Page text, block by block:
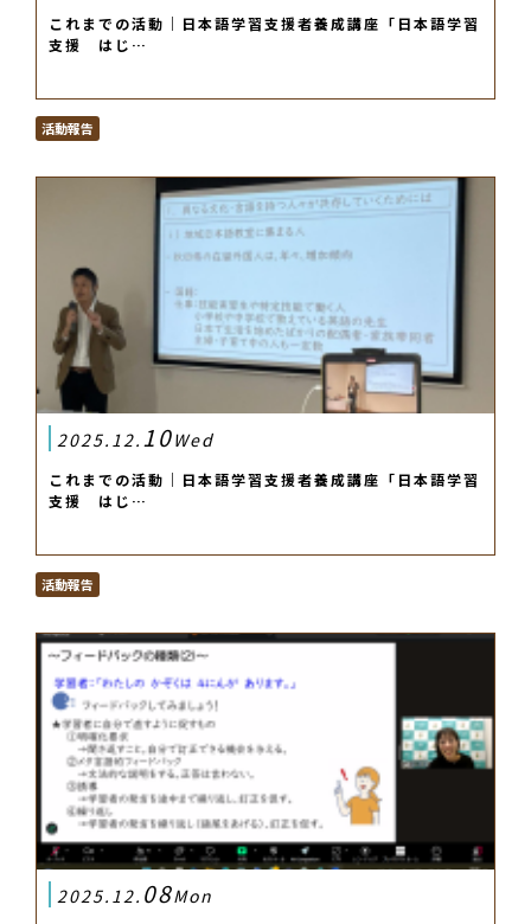
これまでの活動｜日本語学習支援者養成講座「日本語学習
支援 はじ…
活動報告
2025.12. 10Wed
これまでの活動｜日本語学習支援者養成講座「日本語学習
支援 はじ…
活動報告
2025.12. 08Mon